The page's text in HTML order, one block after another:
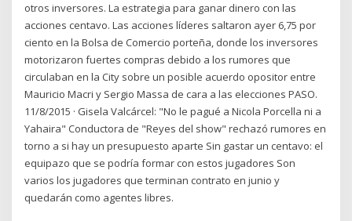
otros inversores. La estrategia para ganar dinero con las
acciones centavo. Las acciones líderes saltaron ayer 6,75 por
ciento en la Bolsa de Comercio porteña, donde los inversores
motorizaron fuertes compras debido a los rumores que
circulaban en la City sobre un posible acuerdo opositor entre
Mauricio Macri y Sergio Massa de cara a las elecciones PASO.
11/8/2015 · Gisela Valcárcel: "No le pagué a Nicola Porcella ni a
Yahaira" Conductora de "Reyes del show" rechazó rumores en
torno a si hay un presupuesto aparte Sin gastar un centavo: el
equipazo que se podría formar con estos jugadores Son
varios los jugadores que terminan contrato en junio y
quedarán como agentes libres.